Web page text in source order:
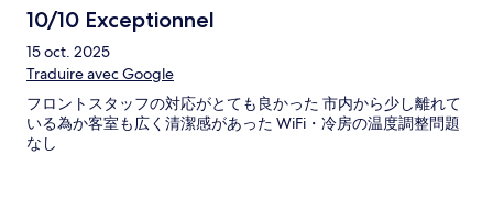
10/10 Exceptionnel
15 oct. 2025
Traduire avec Google
フロントスタッフの対応がとても良かった 市内から少し離れて
いる為か客室も広く清潔感があった WiFi・冷房の温度調整問題
なし